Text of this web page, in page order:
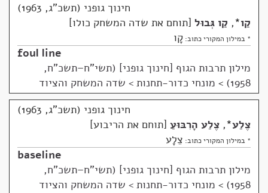
חינוך גופני (תשכ"ג, 1963)
קַו*
, קַו גְּבוּל תוחם את שדה המשחק כולו
* במילון המקורי כתוב: קָו
foul line
מילון תרבות הגוף [חינוך גופני] (תשי"ח–תשכ"ח,
1958)
> מונחי כדור-תחנות > שדה המשחק והציוד
חינוך גופני (תשכ"ג, 1963)
צֶלַע*
, צֶלַע הָרִבּוּעַ תוחם את הריבוע
* במילון המקורי כתוב: צֵלָע
baseline
מילון תרבות הגוף [חינוך גופני] (תשי"ח–תשכ"ח,
1958)
> מונחי כדור-תחנות > שדה המשחק והציוד